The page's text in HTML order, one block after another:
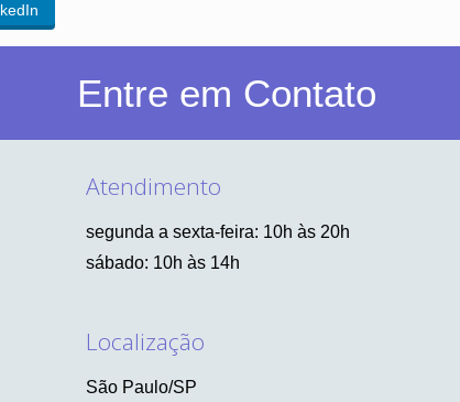
Entre em Contato
Atendimento
segunda a sexta-feira: 10h às 20h
sábado: 10h às 14h
Localização
São Paulo/SP